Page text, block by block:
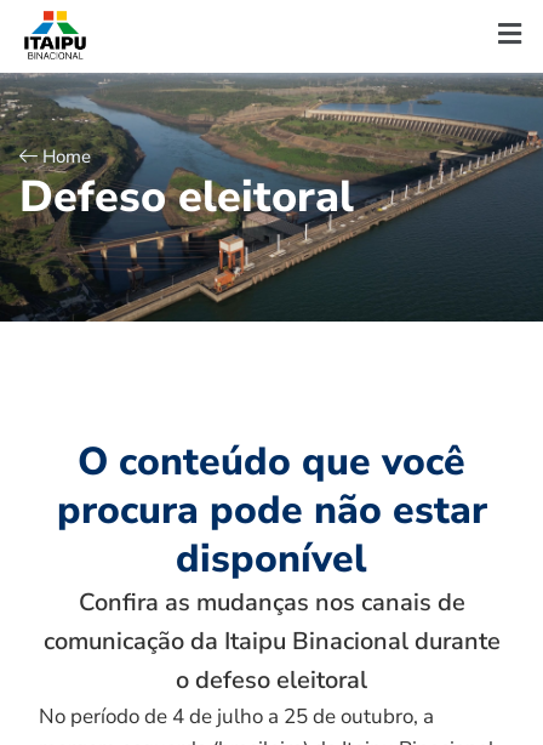
Home
Defeso eleitoral
O conteúdo que você
procura pode não estar
disponível
Confira as mudanças nos canais de
comunicação da Itaipu Binacional durante
o defeso eleitoral
No período de 4 de julho a 25 de outubro, a